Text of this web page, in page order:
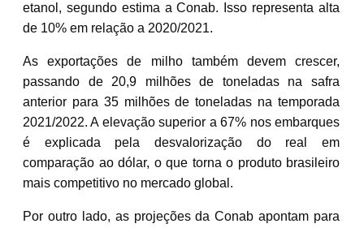
etanol, segundo estima a Conab. Isso representa alta
de 10% em relação a 2020/2021.
As exportações de milho também devem crescer,
passando de 20,9 milhões de toneladas na safra
anterior para 35 milhões de toneladas na temporada
2021/2022. A elevação superior a 67% nos embarques
é explicada pela desvalorização do real em
comparação ao dólar, o que torna o produto brasileiro
mais competitivo no mercado global.
Por outro lado, as projeções da Conab apontam para